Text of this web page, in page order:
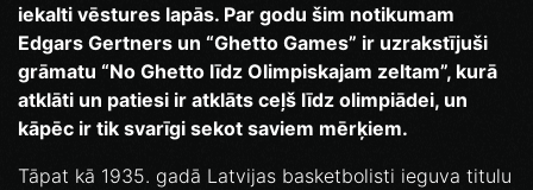
iekalti vēstures lapās. Par godu šim notikumam
Edgars Gertners un “Ghetto Games” ir uzrakstījuši
grāmatu “No Ghetto līdz Olimpiskajam zeltam”, kurā
atklāti un patiesi ir atklāts ceļš līdz olimpiādei, un
kāpēc ir tik svarīgi sekot saviem mērķiem.
Tāpat kā 1935. gadā Latvijas basketbolisti ieguva titulu